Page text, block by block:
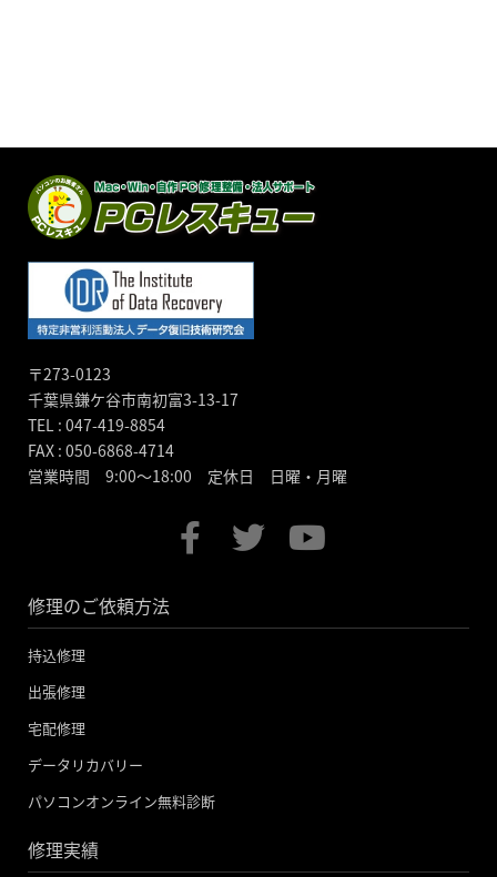
〒273-0123
千葉県鎌ケ谷市南初富3-13-17
TEL : 047-419-8854
FAX : 050-6868-4714
営業時間 9:00～18:00 定休日 日曜・月曜
F
a
e
-
f
T
w
t
Y
o
t
修理のご依頼方法
持込修理
出張修理
宅配修理
データリカバリー
パソコンオンライン無料診断
修理実績